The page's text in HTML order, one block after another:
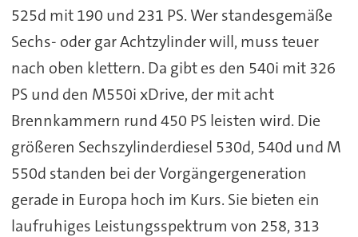
525d mit 190 und 231 PS. Wer standesgemäße
Sechs- oder gar Achtzylinder will, muss teuer
nach oben klettern. Da gibt es den 540i mit 326
PS und den M550i xDrive, der mit acht
Brennkammern rund 450 PS leisten wird. Die
größeren Sechszylinderdiesel 530d, 540d und M
550d standen bei der Vorgängergeneration
gerade in Europa hoch im Kurs. Sie bieten ein
laufruhiges Leistungsspektrum von 258, 313